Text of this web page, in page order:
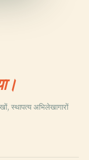
स्थापत्य अभिलेखागारों